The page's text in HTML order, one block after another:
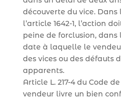
découverte du vice. Dans
l’article 1642-1, l’action
peine de forclusion, dans
date à laquelle le
des vices ou des défauts
apparents.
Article L. 217-4 du Code
vendeur livre un bien